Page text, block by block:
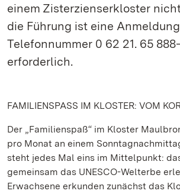
einem Zisterzienserkloster
die Führung ist eine
Telefonnummer 0 62 21. 65
erforderlich.
FAMILIENSPASS IM KLOSTER: VOM
Der „Familienspaß“ im Kloster
pro Monat an einem
steht jedes Mal eins im Mittelpunkt:
gemeinsam das UNESCO-Welterbe
Erwachsene erkunden zunächst das